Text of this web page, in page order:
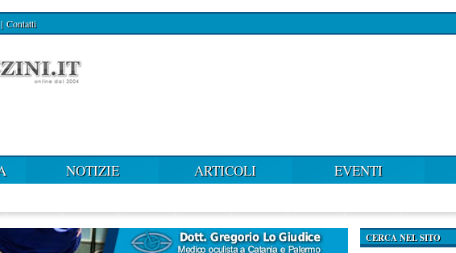
| Contatti
NOTIZIE ARTICOLI EVENTI
CERCA NEL SITO